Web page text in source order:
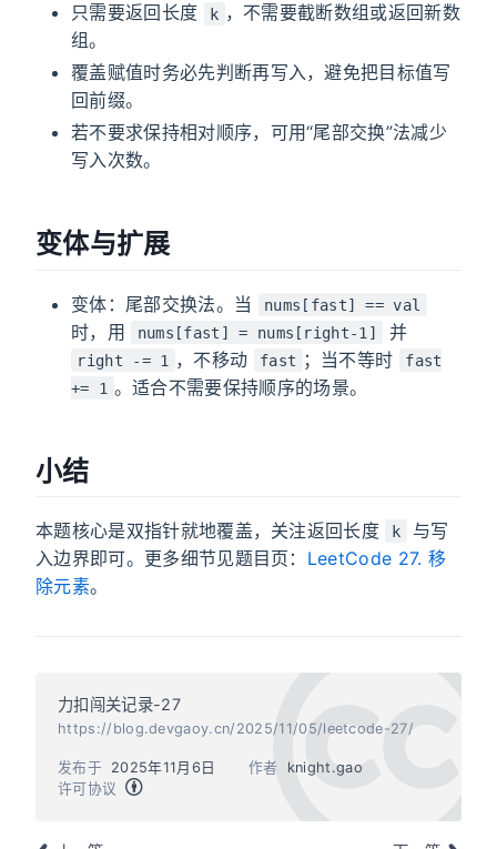
只需要返回长度 k ，不需要截断数组或返回新数
组。
覆盖赋值时务必先判断再写入，避免把目标值写
回前缀。
若不要求保持相对顺序，可用“尾部交换”法减少
写入次数。
变体与扩展
变体：尾部交换法。当 nums[fast] == val
时，用 nums[fast] = nums[right-1] 并
right -= 1 ，不移动 fast ；当不等时
fast
+= 1 。适合不需要保持顺序的场景。
小结
本题核心是双指针就地覆盖，关注返回长度 k
与写
入边界即可。更多细节见题目页： LeetCode 27. 移
除元素。
力扣闯关记录-27
https://blog.devgaoy.cn/2025/11/05/leetcode-27/
作者 knight.gao
发布于
2025年11月6日
许可协议